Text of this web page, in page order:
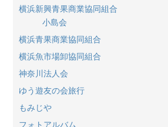
横浜新興青果商業協同組合
小島会
横浜青果商業協同組合
横浜魚市場卸協同組合
神奈川法人会
ゆう遊友の会旅行
もみじや
フォトアルバム